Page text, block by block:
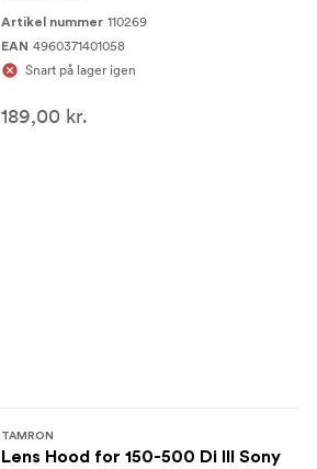
Artikel nummer 110269
EAN 4960371401058
Snart på lager igen
189,00 kr.
TAMRON
Lens Hood for 150-500 Di III Sony